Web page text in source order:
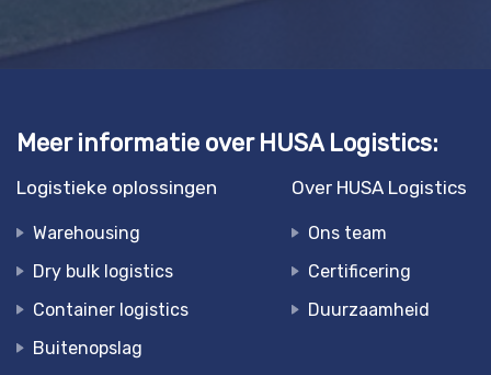
Meer informatie over HUSA Logistics:
Logistieke oplossingen
Warehousing
Dry bulk logistics
Container logistics
Buitenopslag
Over HUSA Logistics
Ons team
Certificering
Duurzaamheid